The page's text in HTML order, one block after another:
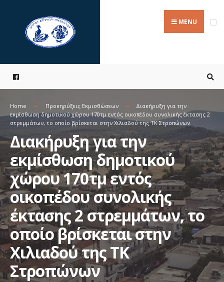
content
MENU
Home Προκηρύξεις Εκμισθώσεων
Διακήρυξη για την
εκμίσθωση δημοτικού χώρου 170τμ εντός οικοπέδου συνολικής έκτασης 2
στρεμμάτων, το οποίο βρίσκεται στην Χιλιαδού της ΤΚ Στροπώνων
Διακήρυξη για την
εκμίσθωση δημοτικού
χώρου 170τμ εντός
οικοπέδου συνολικής
έκτασης 2 στρεμμάτων, το
οποίο βρίσκεται στην
Χιλιαδού της ΤΚ
Στροπώνων
for: